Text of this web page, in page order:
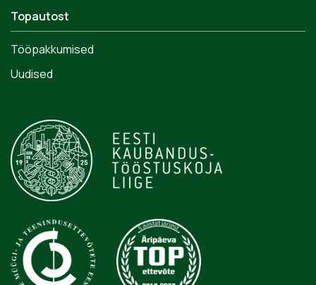
Topautost
Tööpakkumised
Uudised